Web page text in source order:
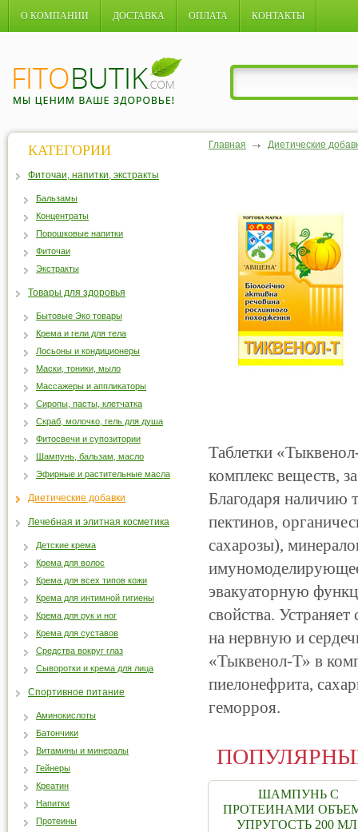
О КОМПАНИИ ДОСТАВКА ОПЛАТА КОНТАКТЫ
Главная Диетические
Таблетки
комплекс веществ,
Благодаря наличию
пектинов,
сахарозы),
эвакуаторную
свойства.
на нервную и
«Тыквенол-Т» в
пиелонефрита,
геморроя.
ШАМПУНЬ С
ПРОТЕИНАМИ
УПРУГОСТЬ 200
КАТЕГОРИИ
Фиточаи, напитки, экстракты
Бальзамы
Концентраты
Порошковые напитки
Фиточаи
Экстракты
Товары для здоровья
Бытовые Эко товары
Крема и гели для тела
Лосьоны и кондиционеры
Маски, тоники, мыло
Массажеры и аппликаторы
Сиропы, пасты, клетчатка
Скраб, молочко, гель для душа
Фитосвечи и супозитории
Шампунь, бальзам, масло
Эфирные и растительные масла
Диетические добавки
Лечебная и элитная косметика
Детские крема
Крема для волос
Крема для всех типов кожи
Крема для интимной гигиены
Крема для рук и ног
Крема для суставов
Средства вокруг глаз
Сыворотки и крема для лица
Спортивное питание
Аминокислоты
Батончики
Витамины и минералы
Гейнеры
Креатин
Напитки
Протеины